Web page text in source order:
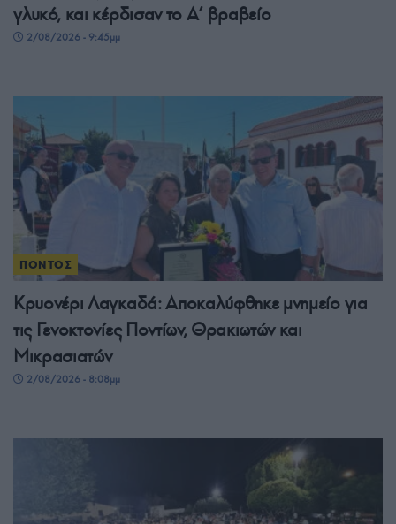
γλυκό, και κέρδισαν το A’ βραβείο
2/08/2026 - 9:45μμ
ΠΟΝΤΟΣ
Κρυονέρι Λαγκαδά: Αποκαλύφθηκε μνημείο για
τις Γενοκτονίες Ποντίων, Θρακιωτών και
Μικρασιατών
2/08/2026 - 8:08μμ